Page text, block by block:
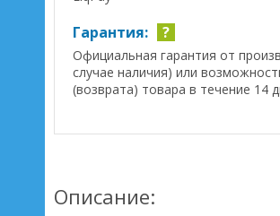
Гарантия: ?
Официальная гарантия от
случае наличия) или
(возврата) товара в течение 14
Описание: